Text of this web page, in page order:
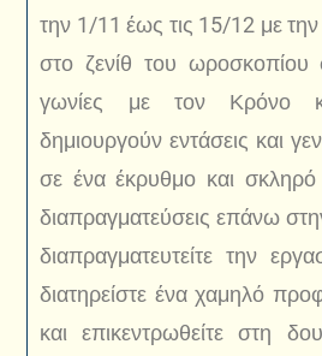
την 1/11 έως τις 15/12 με
στο ζενίθ του
γωνίες με τον Κρόνο
δημιουργούν εντάσεις και
σε ένα έκρυθμο και
διαπραγματεύσεις επάνω
διαπραγματευτείτε την
διατηρείστε ένα χαμηλό
και επικεντρωθείτε στη